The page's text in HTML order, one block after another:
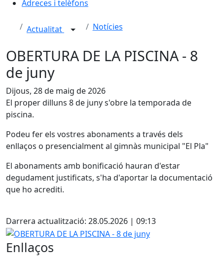
Adreces i telèfons
Actualitat Notícies
OBERTURA DE LA PISCINA - 8
de juny
Dijous, 28 de maig de 2026
El proper dilluns 8 de juny s'obre la temporada de
piscina.
Podeu fer els vostres abonaments a través dels
enllaços o presencialment al gimnàs municipal "El Pla"
El abonaments amb bonificació hauran d'estar
degudament justificats, s'ha d'aportar la documentació
que ho acrediti.
Darrera actualització: 28.05.2026 | 09:13
OBERTURA DE LA PISCINA - 8 de juny
Enllaços